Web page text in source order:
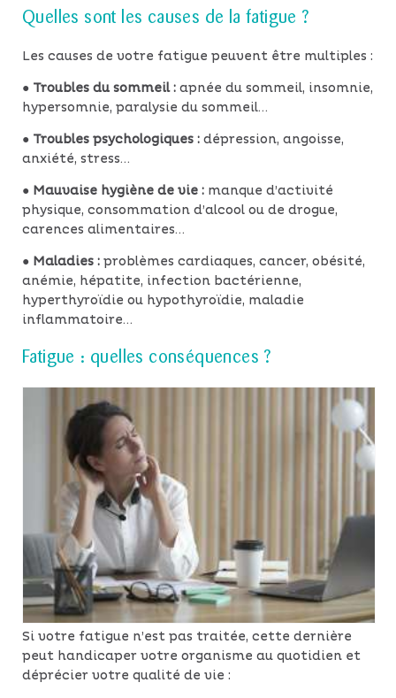
Quelles sont les causes de la fatigue ?
Les causes de votre fatigue peuvent être multiples :
● Troubles du sommeil : apnée du sommeil, insomnie,
hypersomnie, paralysie du sommeil…
● Troubles psychologiques : dépression, angoisse,
anxiété, stress…
● Mauvaise hygiène de vie : manque d’activité
physique, consommation d’alcool ou de drogue,
carences alimentaires…
● Maladies : problèmes cardiaques, cancer, obésité,
anémie, hépatite, infection bactérienne,
hyperthyroïdie ou hypothyroïdie, maladie
inflammatoire…
Fatigue : quelles conséquences ?
Si votre fatigue n’est pas traitée, cette dernière
peut handicaper votre organisme au quotidien et
déprécier votre qualité de vie :